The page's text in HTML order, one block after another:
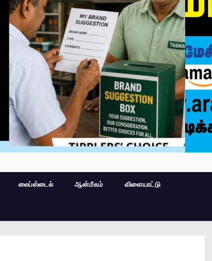
லைப்ஸ்டைல் ஆன்மீகம் விளையாட்டு